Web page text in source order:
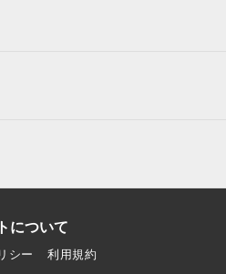
について
シー 利用規約